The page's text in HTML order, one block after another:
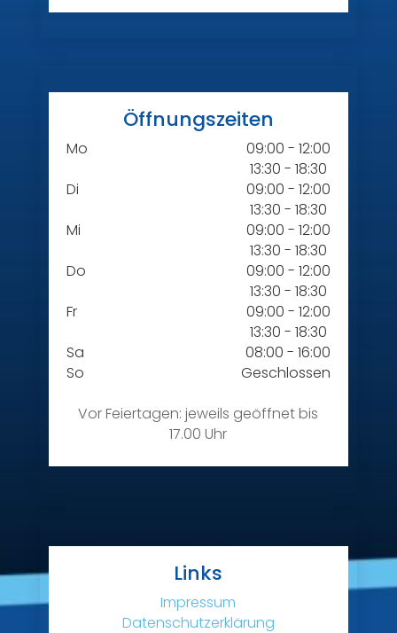
Öffnungszeiten
Mo
09:00 - 12:00
13:30 - 18:30
Di
09:00 - 12:00
13:30 - 18:30
Mi
09:00 - 12:00
13:30 - 18:30
Do
09:00 - 12:00
13:30 - 18:30
Fr
09:00 - 12:00
13:30 - 18:30
Sa
08:00 - 16:00
So
Geschlossen
Vor Feiertagen: jeweils geöffnet bis
17.00 Uhr
Links
Impressum
Datenschutzerklärung